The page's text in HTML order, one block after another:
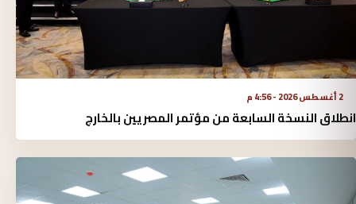
2 أغسطس 2026 - 4:56 م
انطلاق النسخة السابعة من مؤتمر المصريين بالخارج